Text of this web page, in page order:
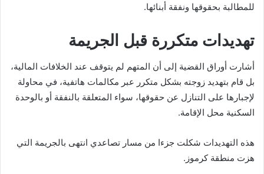
للمطالبة بحقوقها ونفقة أبنائها.
تهديدات متكررة قبل الجريمة
أشارت أوراق القضية إلى أن المتهم لم يتوقف عند الخلافات المالية،
بل قام بتهديد زوجته بشكل متكرر عبر مكالمات هاتفية، في محاولة
لإجبارها على التنازل عن حقوقها، سواء المتعلقة بالنفقة أو بالوحدة
السكنية محل الإقامة.
هذه التهديدات شكلت جزءا من مسار تصاعدي انتهى بالجريمة التي
هزت منطقة كرموز.